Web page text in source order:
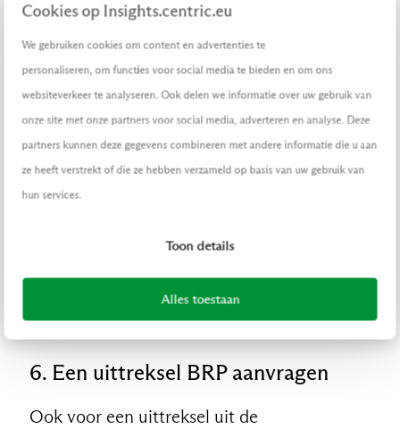
Cookies op Insights.centric.eu
We gebruiken cookies om content en advertenties te
personaliseren, om functies voor social media te bieden en om ons
websiteverkeer te analyseren. Ook delen we informatie over uw gebruik van
onze site met onze partners voor social media, adverteren en analyse. Deze
partners kunnen deze gegevens combineren met andere informatie die u aan
ze heeft verstrekt of die ze hebben verzameld op basis van uw gebruik van
hun services.
Toon details
Alles toestaan
Voor twee mensen die hun relatie willen
bezegelen is de aangifte van het huwelijk of
geregistreerd partnerschap een bijzonder
moment. Hoe fijn is het, als ze dat op hun
eigen plek en tijd kunnen doen? Ze leggen
online de datum, tijd en locatie voor de
plechtigheid vast. En eventueel hun
voorkeur voor een buitengewoon
een melding voorgenomen huwelijk of
partnerschap? Willen ze een trouwboekje en
rode loper? Die betalen ze samen met de
leges direct online.
6. Een uittreksel BRP aanvragen
Ook voor een uittreksel uit de